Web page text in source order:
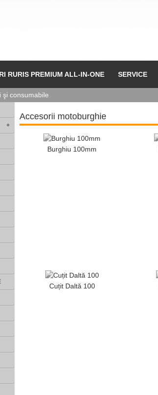
RURIS PREMIUM ALL-IN-ONE SERVICE
şi consumabile
+
Accesorii motoburghie
Burghiu 100mm
Cuțit Daltă 100